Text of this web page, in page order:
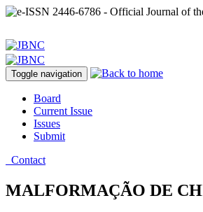
Toggle navigation
Board
Current Issue
Issues
Submit
Contact
MALFORMAÇÃO DE